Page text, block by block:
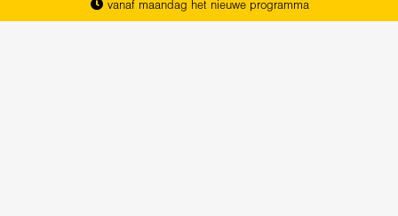
vanaf maandag het nieuwe programma
het complete overzicht van Nederland
koop direct je kaartjes